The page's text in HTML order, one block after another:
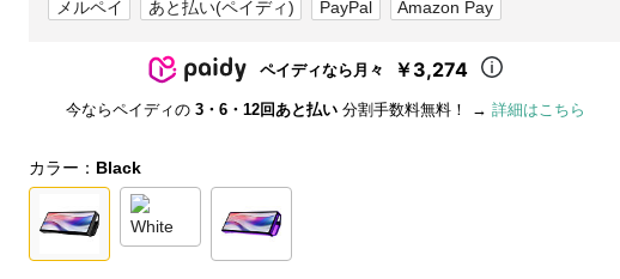
メルペイ
あと払い(ペイディ) PayPal Amazon Pay
ペイディなら月々 ￥3,274
今ならペイディの 3・6・12回あと払い 分割手数料無料！ → 詳細はこちら
カラー： Black